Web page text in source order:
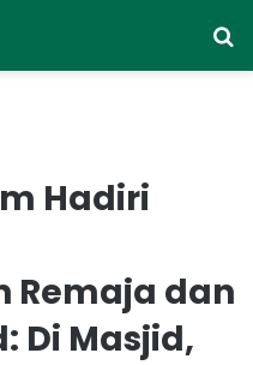
Hadiri
Remaja dan
Di Masjid,